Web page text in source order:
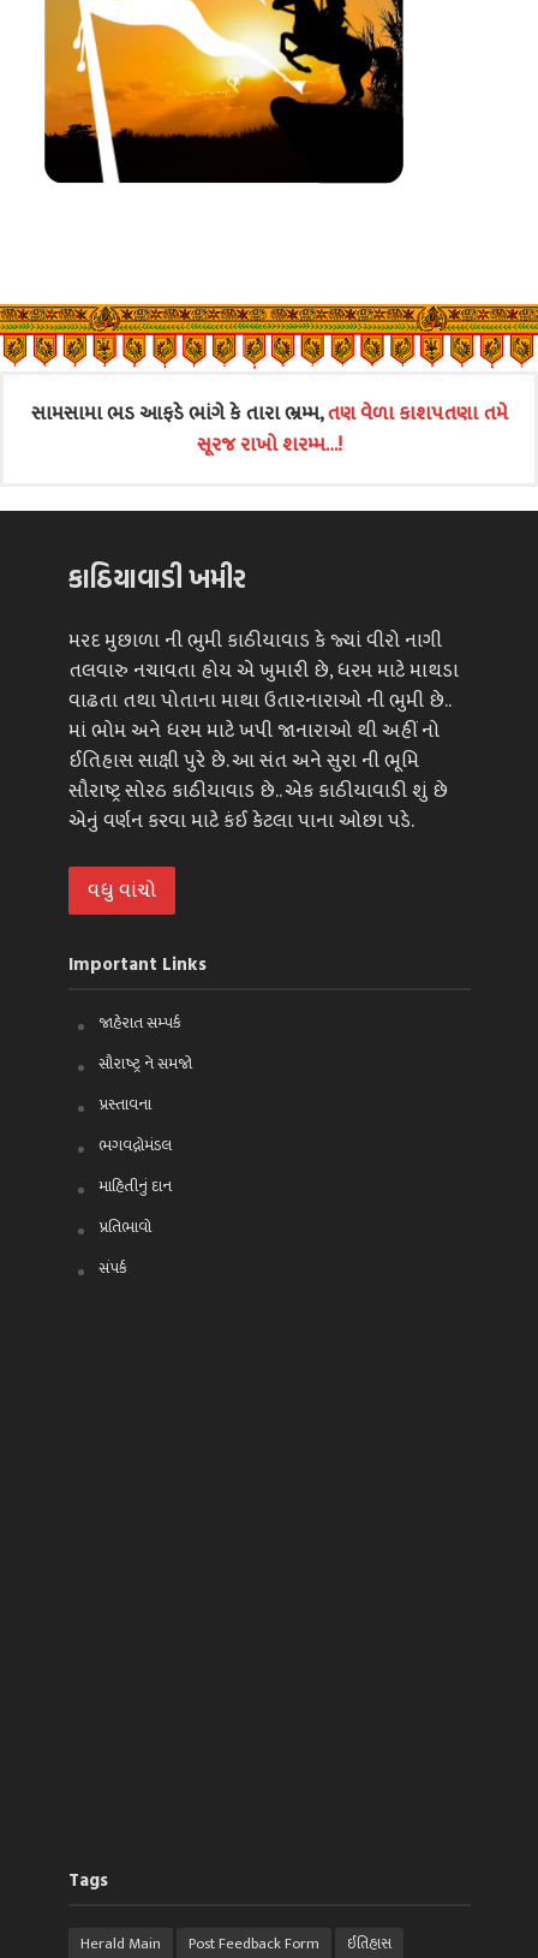
સામસામા ભડ આફડે ભાંગે કે તારા ભ્રમ્મ,તણ વેળા કાશપતણા તમે
સૂરજ રાખો શરમ્મ…!
કાઠિયાવાડી ખમીર
મરદ મુછાળા ની ભુમી કાઠીયાવાડ કે જ્યાં વીરો નાગી
તલવારુ નચાવતા હોય એ ખુમારી છે, ધરમ માટે માથડા
વાઢતા તથા પોતાના માથા ઉતારનારાઓ ની ભુમી છે..
માં ભોમ અને ધરમ માટે ખપી જાનારાઓ થી અહીં નો
ઈતિહાસ સાક્ષી પુરે છે. આ સંત અને સુરા ની ભૂમિ
સૌરાષ્ટ્ર સોરઠ કાઠીયાવાડ છે.. એક કાઠીયાવાડી શું છે
એનું વર્ણન કરવા માટે કંઈ કેટલા પાના ઓછા પડે.
વધુ વાંચો
Important Links
જાહેરાત સમ્પર્ક
સૌરાષ્ટ્ર ને સમજો
પ્રસ્તાવના
ભગવદ્ગોમંડલ
માહિતીનું દાન
પ્રતિભાવો
સંપર્ક
Tags
Herald Main Post Feedback Form ઈતિહાસ